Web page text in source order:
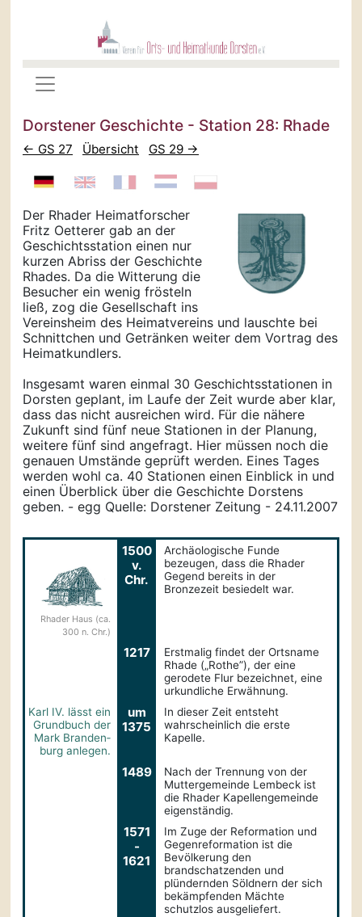
Dorstener Geschichte - Station 28: Rhade
← GS 27 Übersicht GS 29 →
Der Rhader Heimatforscher
Fritz Oetterer gab an der
Geschichtsstation einen nur
kurzen Abriss der Geschichte
Rhades. Da die Witterung die
Besucher ein wenig frösteln
ließ, zog die Gesellschaft ins
Vereinsheim des Heimatvereins und lauschte bei
Schnittchen und Getränken weiter dem Vortrag des
Heimatkundlers.
Insgesamt waren einmal 30 Geschichtsstationen in
Dorsten geplant, im Laufe der Zeit wurde aber klar,
dass das nicht ausreichen wird. Für die nähere
Zukunft sind fünf neue Stationen in der Planung,
weitere fünf sind angefragt. Hier müssen noch die
genauen Umstände geprüft werden. Eines Tages
werden wohl ca. 40 Stationen einen Einblick in und
einen Überblick über die Geschichte Dorstens
geben. - egg Quelle: Dorstener Zeitung - 24.11.2007
Rhader Haus (ca.
300 n. Chr.)
1500
v.
Chr.
Archäologische Funde
bezeugen, dass die Rhader
Gegend bereits in der
Bronzezeit besiedelt war.
1217
Erstmalig findet der Ortsname
Rhade („Rothe”), der eine
gerodete Flur bezeichnet, eine
urkundliche Erwähnung.
Karl IV. lässt ein
Grundbuch der
Mark Branden­
burg anlegen.
um
1375
In dieser Zeit entsteht
wahrscheinlich die erste
Kapelle.
1489
Nach der Trennung von der
Muttergemeinde Lembeck ist
die Rhader Kapellengemeinde
eigenständig.
1571
-
1621
Im Zuge der Reformation und
Gegenreformation ist die
Bevölkerung den
brandschatzenden und
plündernden Söldnern der sich
bekämpfenden Mächte
schutzlos ausgeliefert.